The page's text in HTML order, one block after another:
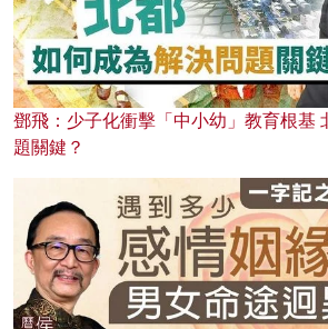
鄧飛：少子化衝擊「中小幼」教育根基
題關鍵？